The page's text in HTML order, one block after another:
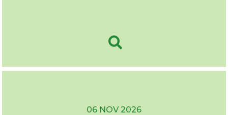
06 NOV 2026